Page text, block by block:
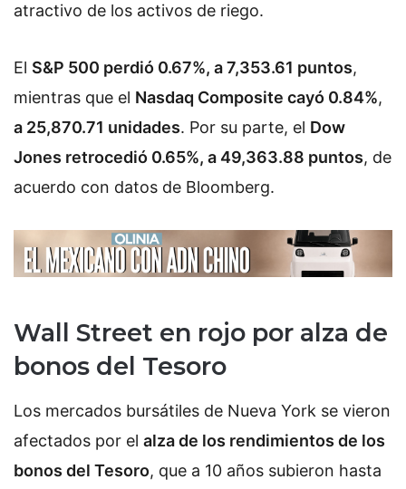
atractivo de los activos de riego.
El S&P 500 perdió 0.67%, a 7,353.61 puntos,
mientras que el Nasdaq Composite cayó 0.84%,
a 25,870.71 unidades. Por su parte, el Dow
Jones retrocedió 0.65%, a 49,363.88 puntos, de
acuerdo con datos de Bloomberg.
Wall Street en rojo por alza de
bonos del Tesoro
Los mercados bursátiles de Nueva York se vieron
afectados por el alza de los rendimientos de los
bonos del Tesoro, que a 10 años subieron hasta